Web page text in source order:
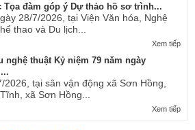
Tọa đàm góp ý Dự thảo hồ sơ trình...
28/7/2026, tại Viện Văn hóa, Nghệ
thao và Du lịch...
Xem tiếp
nghệ thuật Kỷ niệm 79 năm ngày
2026, tại sân vận động xã Sơn Hồng,
xã Sơn Hồng...
Xem tiếp